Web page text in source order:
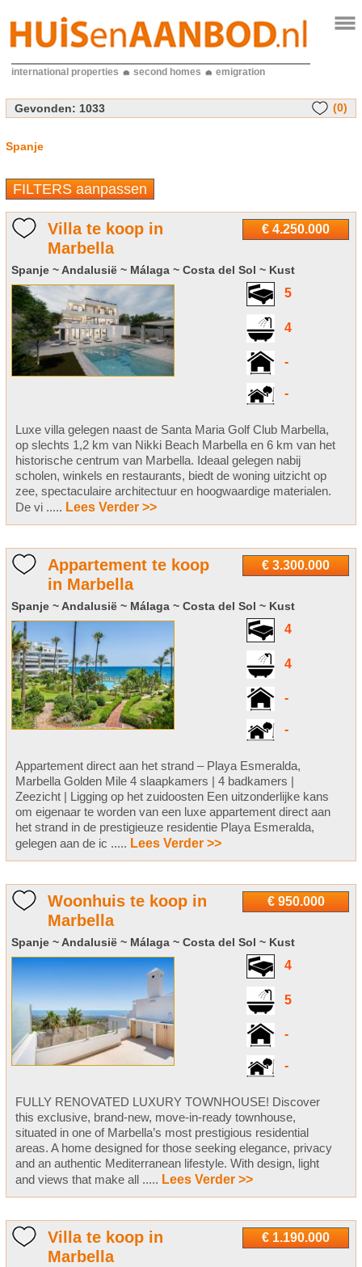
international properties second homes emigration
Gevonden: 1033 (0)
Spanje
FILTERS aanpassen
€ 4.250.000
Villa te koop in
Marbella
Spanje ~ Andalusië ~ Málaga ~ Costa del Sol ~ Kust
5
4
-
-
Luxe villa gelegen naast de Santa Maria Golf Club Marbella,
op slechts 1,2 km van Nikki Beach Marbella en 6 km van het
historische centrum van Marbella. Ideaal gelegen nabij
scholen, winkels en restaurants, biedt de woning uitzicht op
zee, spectaculaire architectuur en hoogwaardige materialen.
De vi ..... Lees Verder >>
€ 3.300.000
Appartement te koop
in Marbella
Spanje ~ Andalusië ~ Málaga ~ Costa del Sol ~ Kust
4
4
-
-
Appartement direct aan het strand – Playa Esmeralda,
Marbella Golden Mile 4 slaapkamers | 4 badkamers |
Zeezicht | Ligging op het zuidoosten Een uitzonderlijke kans
om eigenaar te worden van een luxe appartement direct aan
het strand in de prestigieuze residentie Playa Esmeralda,
gelegen aan de ic ..... Lees Verder >>
€ 950.000
Woonhuis te koop in
Marbella
Spanje ~ Andalusië ~ Málaga ~ Costa del Sol ~ Kust
4
5
-
-
FULLY RENOVATED LUXURY TOWNHOUSE! Discover
this exclusive, brand-new, move-in-ready townhouse,
situated in one of Marbella’s most prestigious residential
areas. A home designed for those seeking elegance, privacy
and an authentic Mediterranean lifestyle. With design, light
and views that make all ..... Lees Verder >>
€ 1.190.000
Villa te koop in
Marbella